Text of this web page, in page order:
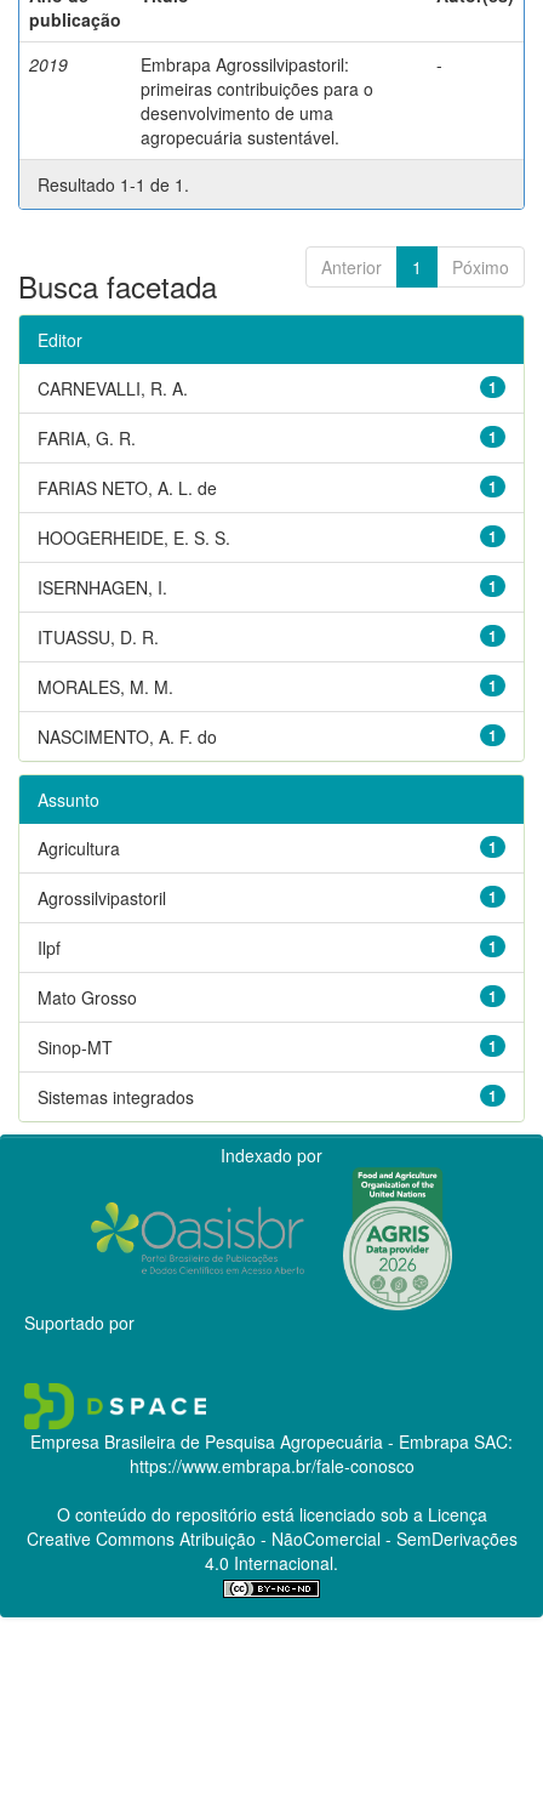
publicação
2019
Embrapa Agrossilvipastoril:
primeiras contribuições para o
desenvolvimento de uma
agropecuária sustentável.
-
Resultado 1-1 de 1.
Anterior 1 Póximo
Busca facetada
Editor
1
CARNEVALLI, R. A.
1
FARIA, G. R.
1
FARIAS NETO, A. L. de
1
HOOGERHEIDE, E. S. S.
1
ISERNHAGEN, I.
1
ITUASSU, D. R.
1
MORALES, M. M.
1
NASCIMENTO, A. F. do
Assunto
1
Agricultura
1
Agrossilvipastoril
1
Ilpf
1
Mato Grosso
1
Sinop-MT
1
Sistemas integrados
Indexado por
Suportado por
Empresa Brasileira de Pesquisa Agropecuária - Embrapa SAC:
https://www.embrapa.br/fale-conosco
O conteúdo do repositório está licenciado sob a Licença
Creative CommonsAtribuição - NãoComercial - SemDerivações
4.0 Internacional.